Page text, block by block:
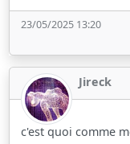
23/05/2025 13:20
Jireck
c'est quoi comme